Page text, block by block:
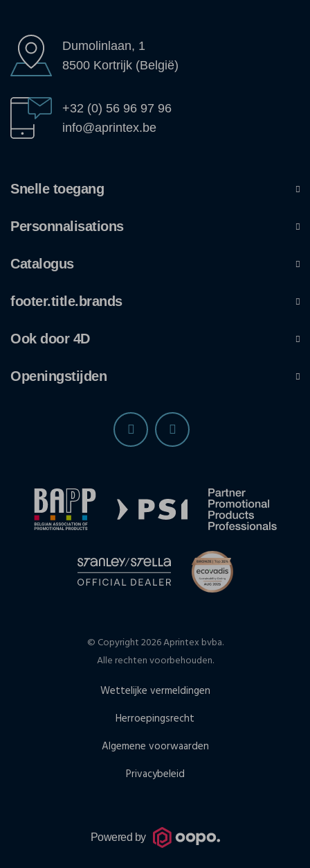
Dumolinlaan, 1
8500 Kortrijk (België)
+32 (0) 56 96 97 96
info@aprintex.be
Snelle toegang
Personnalisations
Catalogus
footer.title.brands
Ook door 4D
Openingstijden
© Copyright 2026 Aprintex bvba.
Alle rechten voorbehouden.
Wettelijke vermeldingen
Herroepingsrecht
Algemene voorwaarden
Privacybeleid
Powered by